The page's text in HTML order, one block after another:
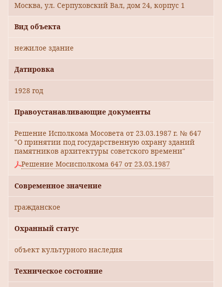
Москва, ул. Серпуховский Вал, дом 24, корпус 1
Вид объекта
нежилое здание
Датировка
1928 год
Правоустанавливающие документы
Решение Исполкома Мосовета от 23.03.1987 г. № 647
"О принятии под государственную охрану зданий
памятников архитектуры советского времени"
Решение Мосисполкома 647 от 23.03.1987
Современное значение
гражданское
Охранный статус
объект культурного наследия
Техническое состояние